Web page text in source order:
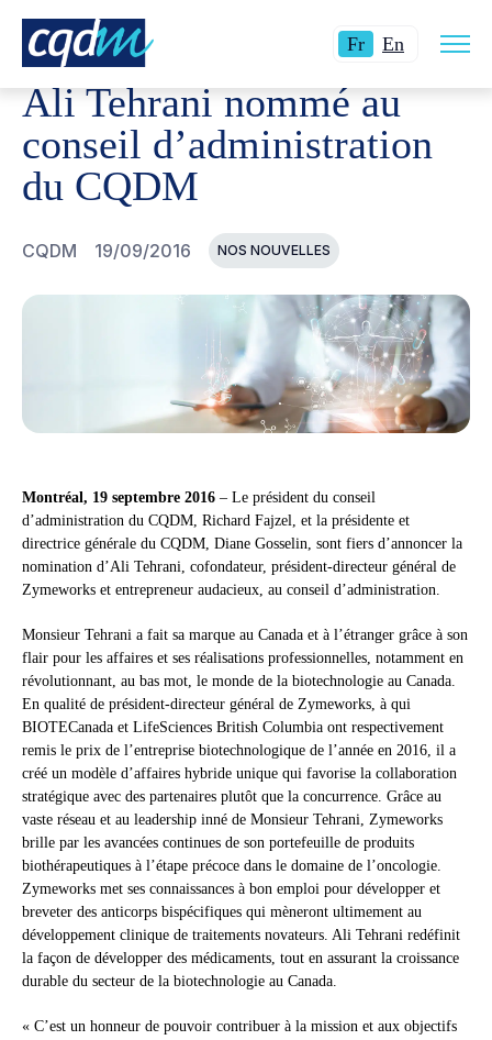
FrLangue
:
Français.
En Switchla
site
CQDM NOUVELLES ET ÉVÉNEMENTS ALI TEHRANI
Ali Tehrani nommé au
conseil d’administration
du CQDM
CQDM 19/09/2016 NOS NOUVELLES
Montréal, 19 septembre 2016 – Le président du conseil
d’administration du CQDM, Richard Fajzel, et la présidente et
directrice générale du CQDM, Diane Gosselin, sont fiers d’annoncer la
nomination d’Ali Tehrani, cofondateur, président-directeur général de
Zymeworks et entrepreneur audacieux, au conseil d’administration.
Monsieur Tehrani a fait sa marque au Canada et à l’étranger grâce à son
flair pour les affaires et ses réalisations professionnelles, notamment en
révolutionnant, au bas mot, le monde de la biotechnologie au Canada.
En qualité de président-directeur général de Zymeworks, à qui
BIOTECanada et LifeSciences British Columbia ont respectivement
remis le prix de l’entreprise biotechnologique de l’année en 2016, il a
créé un modèle d’affaires hybride unique qui favorise la collaboration
stratégique avec des partenaires plutôt que la concurrence. Grâce au
vaste réseau et au leadership inné de Monsieur Tehrani, Zymeworks
brille par les avancées continues de son portefeuille de produits
biothérapeutiques à l’étape précoce dans le domaine de l’oncologie.
Zymeworks met ses connaissances à bon emploi pour développer et
breveter des anticorps bispécifiques qui mèneront ultimement au
développement clinique de traitements novateurs. Ali Tehrani redéfinit
la façon de développer des médicaments, tout en assurant la croissance
durable du secteur de la biotechnologie au Canada.
« C’est un honneur de pouvoir contribuer à la mission et aux objectifs